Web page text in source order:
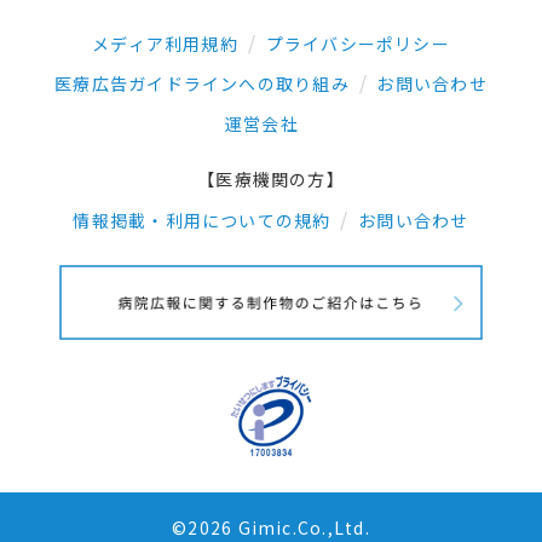
メディア利用規約
プライバシーポリシー
医療広告ガイドラインへの取り組み
お問い合わせ
運営会社
【医療機関の方】
情報掲載・利用についての規約
お問い合わせ
©2026 Gimic.Co.,Ltd.